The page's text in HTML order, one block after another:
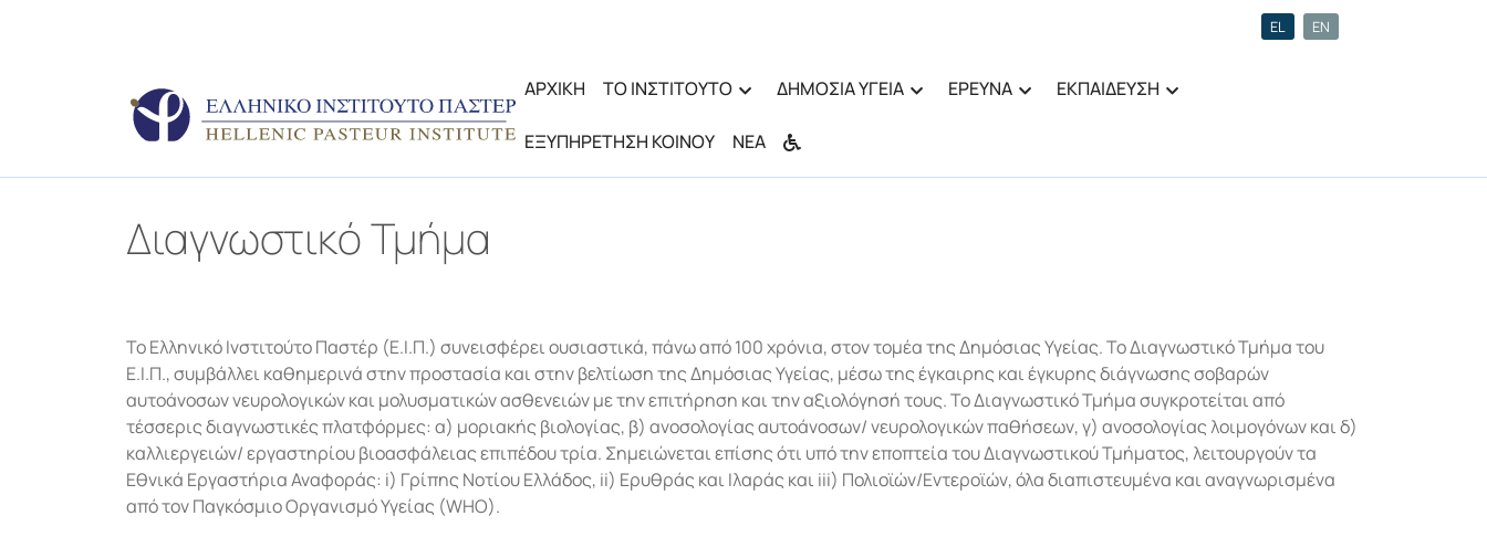
EL EN
ΑΡΧΙΚΗ ΤΟ ΙΝΣΤΙΤΟΥΤΟ ΔΗΜΟΣΙΑ ΥΓΕΙΑ ΕΡΕΥΝΑ ΕΚΠΑΙΔΕΥΣΗ
ΕΞΥΠΗΡΕΤΗΣΗ ΚΟΙΝΟΥ ΝΕΑ
Διαγνωστικό Τμήμα
Το Ελληνικό Ινστιτούτο Παστέρ (Ε.Ι.Π.) συνεισφέρει ουσιαστικά, πάνω από 100 χρόνια, στον τομέα της Δημόσιας Υγείας. Το Διαγνωστικό Τμήμα του
Ε.Ι.Π., συμβάλλει καθημερινά στην προστασία και στην βελτίωση της Δημόσιας Υγείας, μέσω της έγκαιρης και έγκυρης διάγνωσης σοβαρών
αυτοάνοσων νευρολογικών και μολυσματικών ασθενειών με την επιτήρηση και την αξιολόγησή τους. Το Διαγνωστικό Τμήμα συγκροτείται από
τέσσερις διαγνωστικές πλατφόρμες: α) μοριακής βιολογίας, β) ανοσολογίας αυτοάνοσων/ νευρολογικών παθήσεων, γ) ανοσολογίας λοιμογόνων και δ)
καλλιεργειών/ εργαστηρίου βιοασφάλειας επιπέδου τρία. Σημειώνεται επίσης ότι υπό την εποπτεία του Διαγνωστικού Τμήματος, λειτουργούν τα
Εθνικά Εργαστήρια Αναφοράς: i) Γρίπης Νοτίου Ελλάδος, ii) Ερυθράς και Ιλαράς και iii) Πολιοϊών/Εντεροϊών, όλα διαπιστευμένα και αναγνωρισμένα
από τον Παγκόσμιο Οργανισμό Υγείας (WHO).